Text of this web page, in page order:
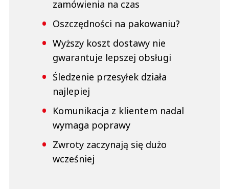
zamówienia na czas
Oszczędności na pakowaniu?
Wyższy koszt dostawy nie
gwarantuje lepszej obsługi
Śledzenie przesyłek działa
najlepiej
Komunikacja z klientem nadal
wymaga poprawy
Zwroty zaczynają się dużo
wcześniej